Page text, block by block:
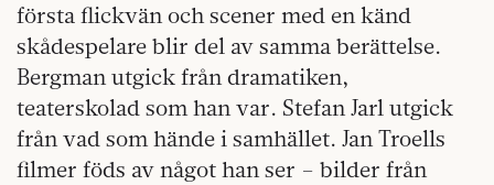
första flickvän och scener med en känd
skådespelare blir del av samma berättelse.
Bergman utgick från dramatiken,
teaterskolad som han var. Stefan Jarl utgick
från vad som hände i samhället. Jan Troells
filmer föds av något han ser – bilder från